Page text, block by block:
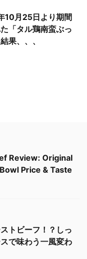
10月25日より期間
「タル鶏南蛮ぶっ
果、、、
Review: Original
Price & Taste
トビーフ！？しっ
で味わう一風変わ